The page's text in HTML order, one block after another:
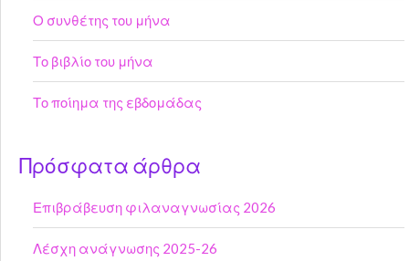
Ο συνθέτης του μήνα
Το βιβλίο του μήνα
Το ποίημα της εβδομάδας
Πρόσφατα άρθρα
Επιβράβευση φιλαναγνωσίας 2026
Λέσχη ανάγνωσης 2025-26